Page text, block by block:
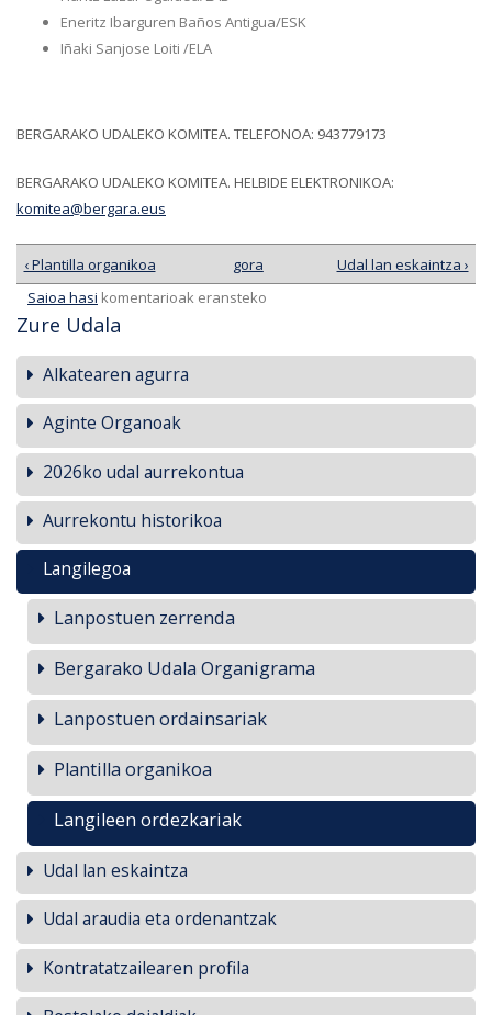
Eneritz Ibarguren Baños Antigua/ESK
Iñaki Sanjose Loiti /ELA
BERGARAKO UDALEKO KOMITEA. TELEFONOA: 943779173
BERGARAKO UDALEKO KOMITEA. HELBIDE ELEKTRONIKOA:
komitea@bergara.eus
‹ Plantilla organikoa gora
Udal lan eskaintza ›
Saioa hasi komentarioak eransteko
Zure Udala
Alkatearen agurra
Aginte Organoak
2026ko udal aurrekontua
Aurrekontu historikoa
Langilegoa
Lanpostuen zerrenda
Bergarako Udala Organigrama
Lanpostuen ordainsariak
Plantilla organikoa
Langileen ordezkariak
Udal lan eskaintza
Udal araudia eta ordenantzak
Kontratatzailearen profila